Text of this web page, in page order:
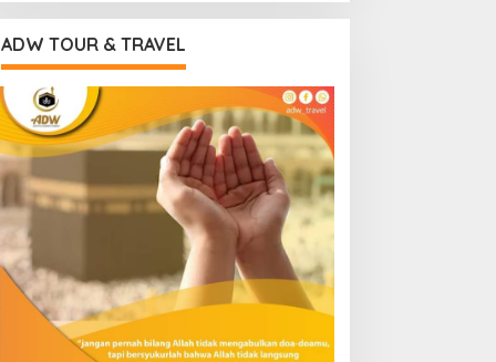
ADW TOUR & TRAVEL